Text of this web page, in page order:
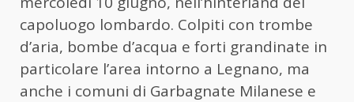
capoluogo lombardo. Colpiti con trombe
d’aria, bombe d’acqua e forti grandinate in
particolare l’area intorno a Legnano, ma
anche i comuni di Garbagnate Milanese e